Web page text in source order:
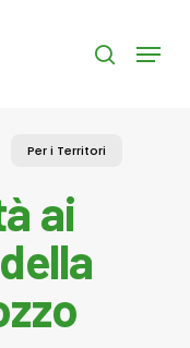
search
Menu
Per i Territori
ai